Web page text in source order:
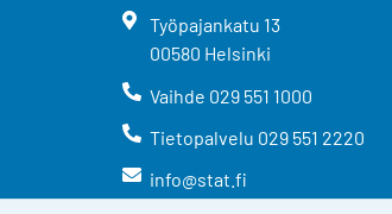
Työpajankatu 13
00580 Helsinki
Vaihde 029 551 1000
Tietopalvelu 029 551 2220
info@stat.fi